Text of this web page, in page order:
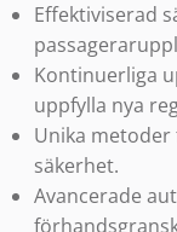
Effektiviserad
Kontinuerliga
uppfylla nya
Unika
säkerhet.
Avancerade